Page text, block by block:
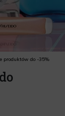
produktów do -35%